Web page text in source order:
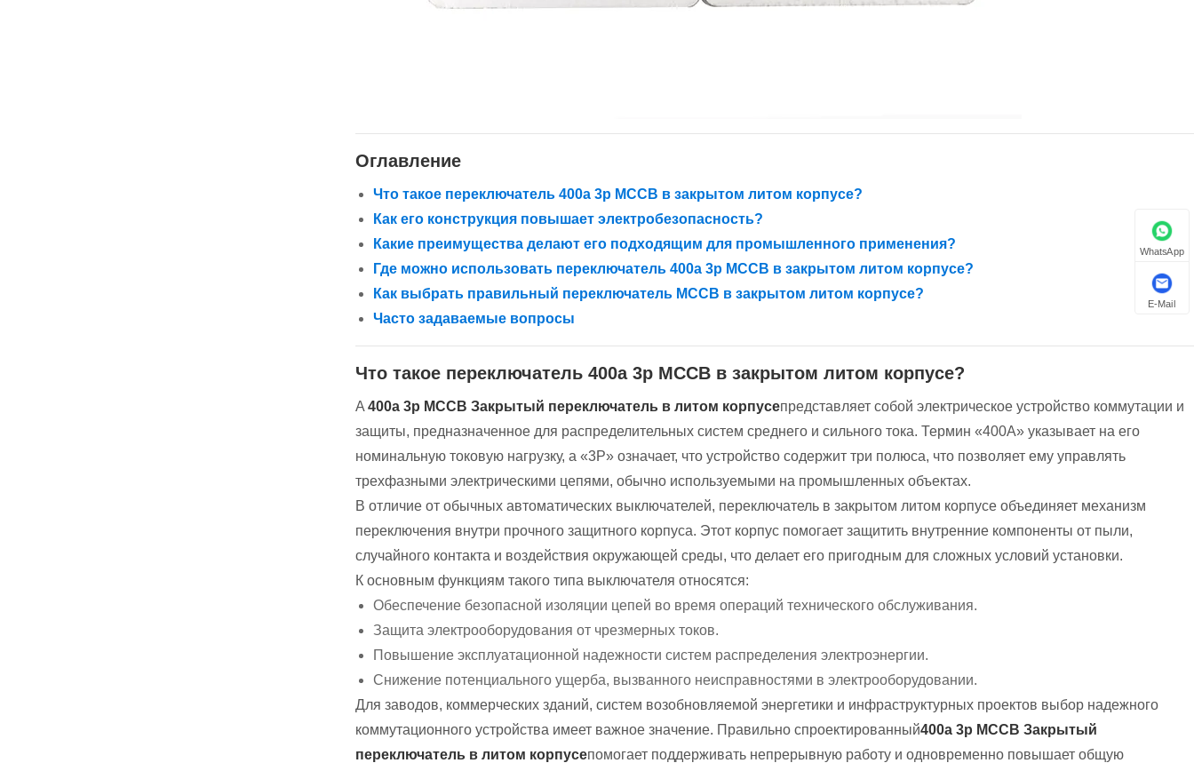
Оглавление
Что такое переключатель 400a 3p MCCB в закрытом литом корпусе?
Как его конструкция повышает электробезопасность?
Какие преимущества делают его подходящим для промышленного применения?
Где можно использовать переключатель 400a 3p MCCB в закрытом литом корпусе?
Как выбрать правильный переключатель MCCB в закрытом литом корпусе?
Часто задаваемые вопросы
Что такое переключатель 400a 3p MCCB в закрытом литом корпусе?
A 400a 3p MCCB Закрытый переключатель в литом корпусепредставляет собой электрическое устройство коммутации и
защиты, предназначенное для распределительных систем среднего и сильного тока. Термин «400А» указывает на его
номинальную токовую нагрузку, а «3P» означает, что устройство содержит три полюса, что позволяет ему управлять
трехфазными электрическими цепями, обычно используемыми на промышленных объектах.
В отличие от обычных автоматических выключателей, переключатель в закрытом литом корпусе объединяет механизм
переключения внутри прочного защитного корпуса. Этот корпус помогает защитить внутренние компоненты от пыли,
случайного контакта и воздействия окружающей среды, что делает его пригодным для сложных условий установки.
К основным функциям такого типа выключателя относятся:
Обеспечение безопасной изоляции цепей во время операций технического обслуживания.
Защита электрооборудования от чрезмерных токов.
Повышение эксплуатационной надежности систем распределения электроэнергии.
Снижение потенциального ущерба, вызванного неисправностями в электрооборудовании.
Для заводов, коммерческих зданий, систем возобновляемой энергетики и инфраструктурных проектов выбор надежного
коммутационного устройства имеет важное значение. Правильно спроектированный400a 3p MCCB Закрытый
переключатель в литом корпусепомогает поддерживать непрерывную работу и одновременно повышает общую
WhatsApp
E-Mail